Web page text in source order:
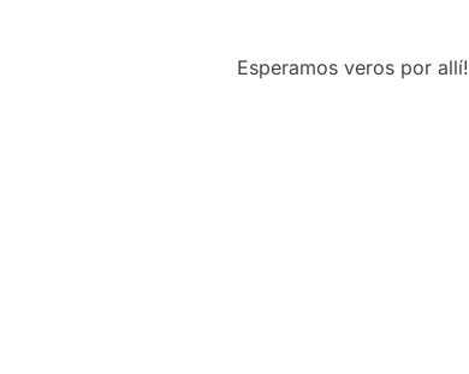
Esperamos veros por allí!